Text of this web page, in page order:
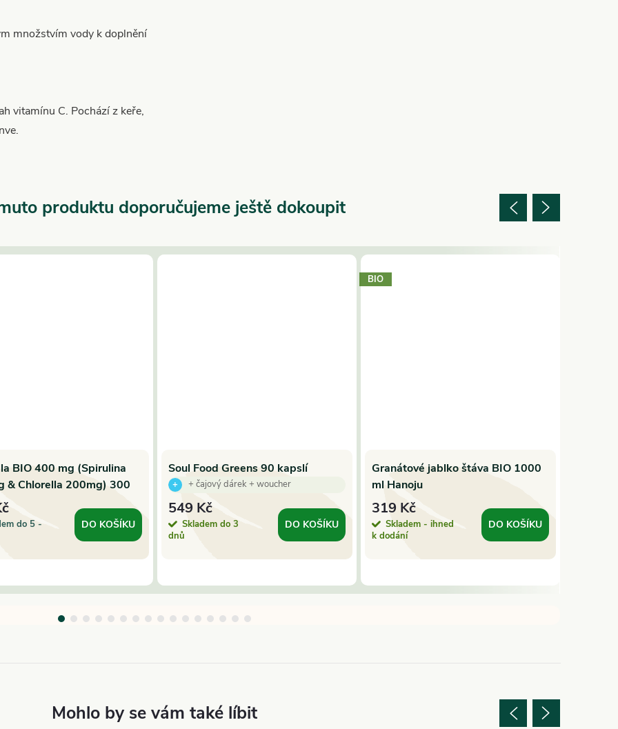
množstvím vody k doplnění
vitamínu C. Pochází z keře,
produktu doporučujeme ještě dokoupit
BIO 400 mg (Spirulina
& Chlorella 200mg) 300
do 5 - DO KOŠÍKU
Soul Food Greens 90 kapslí
(Zelené superpotr. BIO)
+ čajový dárek + woucher
549 Kč
Skladem do 3
dnů
DO KOŠÍKU
BIO
Granátové jablko štáva BIO 1000
ml Hanoju
319 Kč
Skladem - ihned
k dodání
DO KOŠÍKU